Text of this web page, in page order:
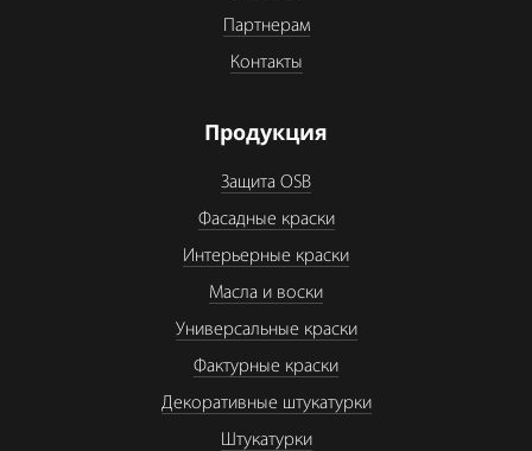
Партнерам
Контакты
Продукция
Защита OSB
Фасадные краски
Интерьерные краски
Масла и воски
Универсальные краски
Фактурные краски
Декоративные штукатурки
Штукатурки